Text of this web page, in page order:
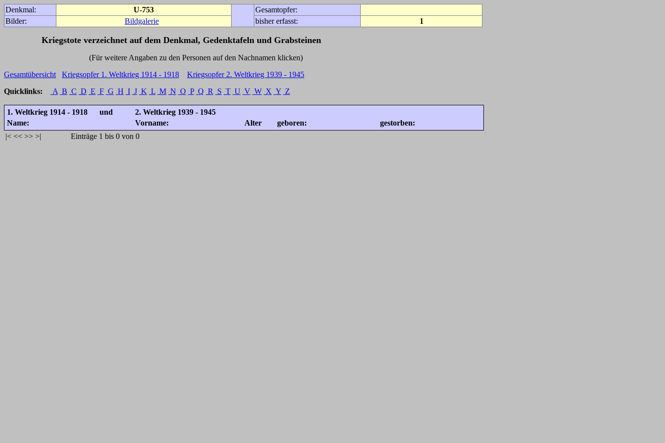
Denkmal: U-753
Gesamtopfer:
Bilder:
Bildgalerie bisher erfasst: 1
Kriegstote verzeichnet auf dem Denkmal, Gedenktafeln und Grabsteinen
(Für weitere Angaben zu den Personen auf den Nachnamen klicken)
Gesamtübersicht
Kriegsopfer 1. Weltkrieg 1914 - 1918
Kriegsopfer 2. Weltkrieg 1939 - 1945
Quicklinks:
A B C D E F G H I J K L M N O P Q R S T U V W X Y Z
1. Weltkrieg 1914 - 1918 und
2. Weltkrieg 1939 - 1945
Name:
Vorname: Alter geboren:
gestorben:
|< << >> >| Einträge 1 bis 0 von 0